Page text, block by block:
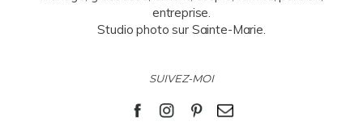
entreprise.
Studio photo sur Sainte-Marie.
SUIVEZ-MOI